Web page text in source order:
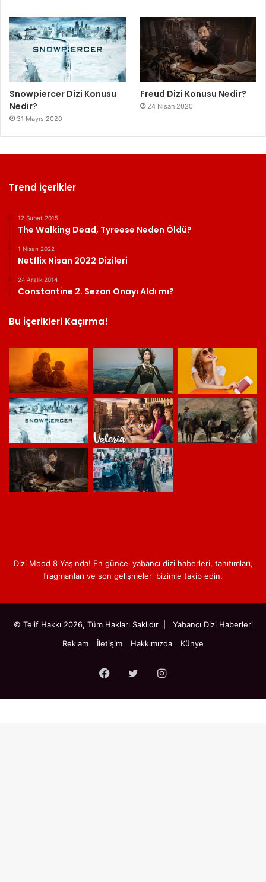
Snowpiercer Dizi Konusu
Nedir?
31 Mayıs 2020
Freud Dizi Konusu Nedir?
24 Nisan 2020
Trend İçerikler
12 Şubat 2015
The Walking Dead, Tyreese Neden Öldü?
1 Nisan 2022
Netflix Nisan 2022 Dizileri
24 Aralık 2014
Constantine 2. Sezon Onayı Aldı mı?
Bu İçerikleri Kaçırma!
Dizi Mood 8 Yaşında! En güncel yabancı dizi haberleri, tanıtımları,
fragmanları ve son gelişmeleri bizimle takip edin.
© Telif Hakkı 2026, Tüm Hakları Saklıdır | Yabancı Dizi Haberleri
Reklam
İletişim Hakkımızda Künye
Facebook
TwitterInstagram